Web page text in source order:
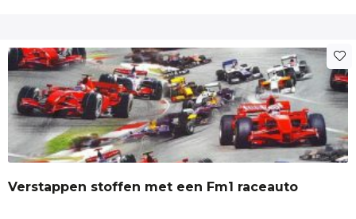
Verstappen stoffen met een Fm1 raceauto